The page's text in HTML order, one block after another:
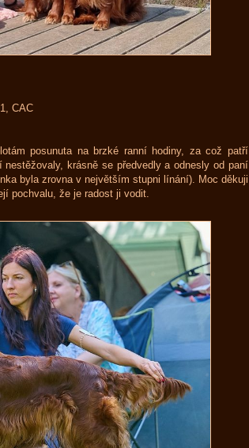
CAC
posunuta na brzké ranní hodiny, za což patří
krásně se předvedly a odnesly od paní
byla zrovna v největším stupni línání). Moc děkuji
pochvalu, že je radost ji vodit.